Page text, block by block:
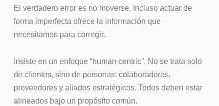
El verdadero error es no moverse. Incluso actuar de
forma imperfecta ofrece la información que
necesitamos para corregir.
Insiste en un enfoque “human centric”. No se trata solo
de clientes, sino de personas: colaboradores,
proveedores y aliados estratégicos. Todos deben estar
alineados bajo un propósito común.